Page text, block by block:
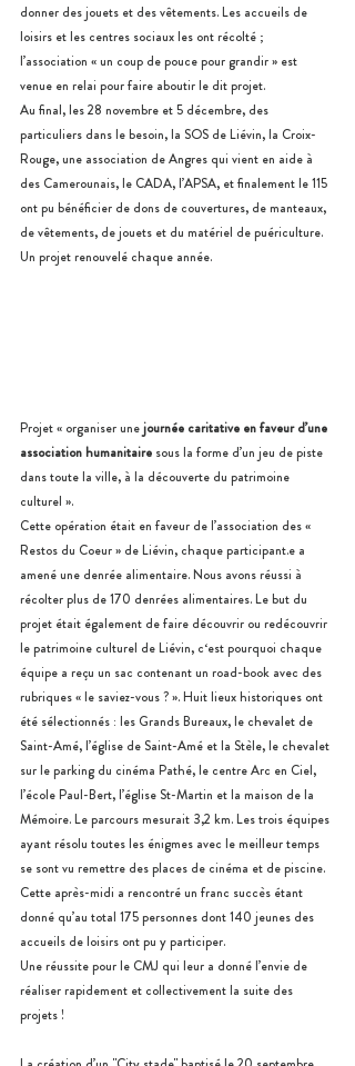
donner des jouets et des vêtements. Les accueils de
loisirs et les centres sociaux les ont récolté ;
l’association « un coup de pouce pour grandir » est
venue en relai pour faire aboutir le dit projet.
Au final, les 28 novembre et 5 décembre, des
particuliers dans le besoin, la SOS de Liévin, la Croix-
Rouge, une association de Angres qui vient en aide à
des Camerounais, le CADA, l’APSA, et finalement le 115
ont pu bénéficier de dons de couvertures, de manteaux,
de vêtements, de jouets et du matériel de puériculture.
Un projet renouvelé chaque année.
Projet « organiser une journée caritative en faveur d’une
association humanitaire sous la forme d’un jeu de piste
dans toute la ville, à la découverte du patrimoine
culturel ».
Cette opération était en faveur de l’association des «
Restos du Coeur » de Liévin, chaque participant.e a
amené une denrée alimentaire. Nous avons réussi à
récolter plus de 170 denrées alimentaires. Le but du
projet était également de faire découvrir ou redécouvrir
le patrimoine culturel de Liévin, c‘est pourquoi chaque
équipe a reçu un sac contenant un road-book avec des
rubriques « le saviez-vous ? ». Huit lieux historiques ont
été sélectionnés : les Grands Bureaux, le chevalet de
Saint-Amé, l’église de Saint-Amé et la Stèle, le chevalet
sur le parking du cinéma Pathé, le centre Arc en Ciel,
l’école Paul-Bert, l’église St-Martin et la maison de la
Mémoire. Le parcours mesurait 3,2 km. Les trois équipes
ayant résolu toutes les énigmes avec le meilleur temps
se sont vu remettre des places de cinéma et de piscine.
Cette après-midi a rencontré un franc succès étant
donné qu’au total 175 personnes dont 140 jeunes des
accueils de loisirs ont pu y participer.
Une réussite pour le CMJ qui leur a donné l’envie de
réaliser rapidement et collectivement la suite des
projets !